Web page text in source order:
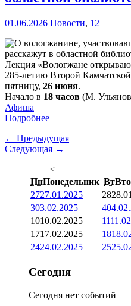
01.06.2026 Новости, 12+
Лекция «Вологжане
285-летию Второй
пятницу, 26 июня.
Начало в 18 часов (М.
Афиша
Подробнее
← Предыдущая
Следующая →
<
ПнПонедельник Вт
2727.01.2025 28
303.02.2025 4
1010.02.2025 11
1717.02.2025 18
2424.02.2025 25
Сегодня
Сегодня нет событий